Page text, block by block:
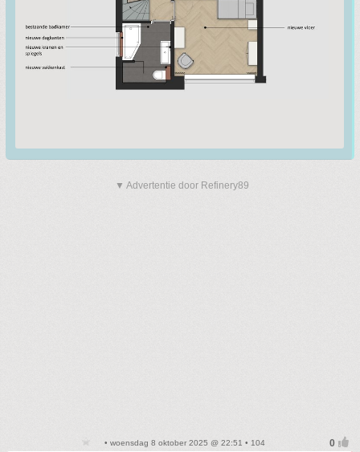
▼ Advertentie door Refinery89
• woensdag 8 oktober 2025 @ 22:51 • 104